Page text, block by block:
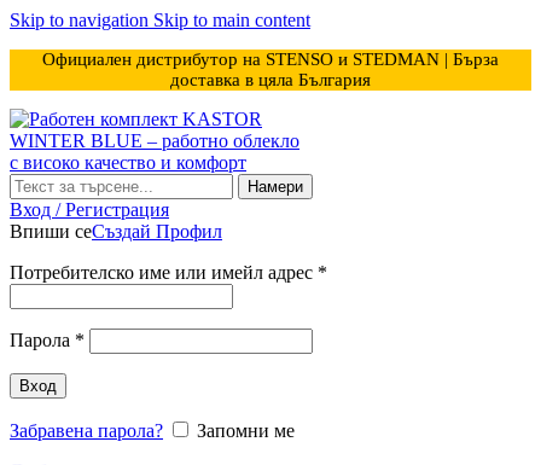
Skip to navigation Skip to main content
Официален дистрибутор на STENSO и STEDMAN | Бърза
доставка в цяла България
Намери
Вход / Регистрация
Впиши сеСъздай Профил
Потребителско име или имейл адрес *
Парола *
Вход
Забравена парола?
Запомни ме